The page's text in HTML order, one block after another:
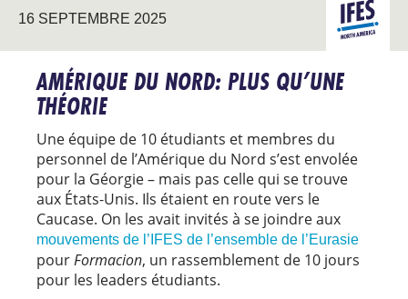
16 SEPTEMBRE 2025
DU NORD
AMÉRIQUE DU NORD: PLUS QU’UNE
THÉORIE
Une équipe de 10 étudiants et membres du
personnel de l’Amérique du Nord s’est envolée
pour la Géorgie – mais pas celle qui se trouve
aux États-Unis. Ils étaient en route vers le
Caucase. On les avait invités à se joindre aux
mouvements de l’IFES de l’ensemble de l’Eurasie
pourFormacion, un rassemblement de 10 jours
pour les leaders étudiants.